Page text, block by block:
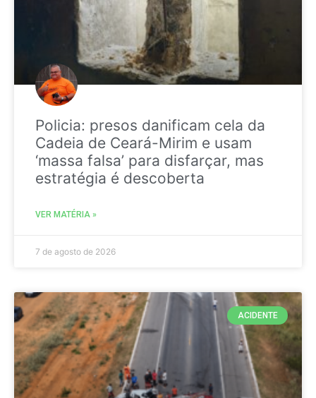
Policia: presos danificam cela da
Cadeia de Ceará-Mirim e usam
‘massa falsa’ para disfarçar, mas
estratégia é descoberta
VER MATÉRIA »
7 de agosto de 2026
ACIDENTE